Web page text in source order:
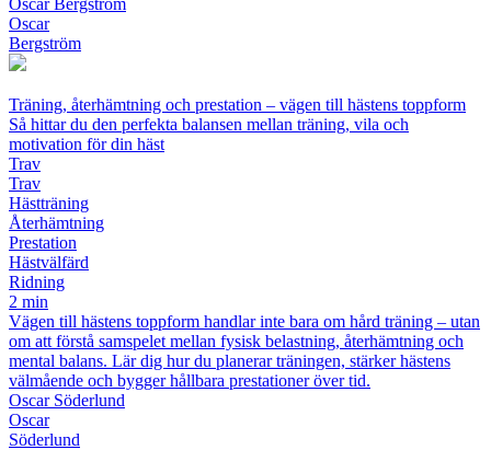
Oscar
Bergström
Träning, återhämtning och prestation – vägen till hästens toppform
Så hittar du den perfekta balansen mellan träning, vila och
motivation för din häst
Trav
Trav
Hästträning
Återhämtning
Prestation
Hästvälfärd
Ridning
2 min
Vägen till hästens toppform handlar inte bara om hård träning – utan
om att förstå samspelet mellan fysisk belastning, återhämtning och
mental balans. Lär dig hur du planerar träningen, stärker hästens
välmående och bygger hållbara prestationer över tid.
Oscar Söderlund
Oscar
Söderlund